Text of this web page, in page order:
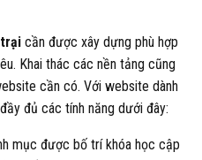
cần được xây dựng phù hợp
Khai thác các nền tảng cũng
cần có. Với website dành
đủ các tính năng dưới đây:
mục được bố trí khóa học cập